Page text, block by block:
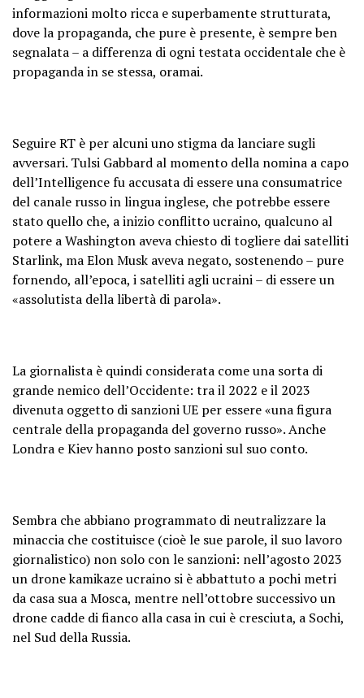
informazioni molto ricca e superbamente strutturata,
dove la propaganda, che pure è presente, è sempre ben
segnalata – a differenza di ogni testata occidentale che è
propaganda in se stessa, oramai.
Seguire RT è per alcuni uno stigma da lanciare sugli
avversari. Tulsi Gabbard al momento della nomina a capo
dell’Intelligence fu accusata di essere una consumatrice
del canale russo in lingua inglese, che potrebbe essere
stato quello che, a inizio conflitto ucraino, qualcuno al
potere a Washington aveva chiesto di togliere dai satelliti
Starlink, ma Elon Musk aveva negato, sostenendo – pure
fornendo, all’epoca, i satelliti agli ucraini – di essere un
«assolutista della libertà di parola».
La giornalista è quindi considerata come una sorta di
grande nemico dell’Occidente: tra il 2022 e il 2023
divenuta oggetto di sanzioni UE per essere «una figura
centrale della propaganda del governo russo». Anche
Londra e Kiev hanno posto sanzioni sul suo conto.
Sembra che abbiano programmato di neutralizzare la
minaccia che costituisce (cioè le sue parole, il suo lavoro
giornalistico) non solo con le sanzioni: nell’agosto 2023
un drone kamikaze ucraino si è abbattuto a pochi metri
da casa sua a Mosca, mentre nell’ottobre successivo un
drone cadde di fianco alla casa in cui è cresciuta, a Sochi,
nel Sud della Russia.